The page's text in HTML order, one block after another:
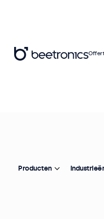
32 inch
toepassingen en continu
montageopties,
Producten